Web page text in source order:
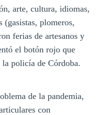
arte, cultura, idiomas,
(gasistas, plomeros,
ferias de artesanos y
el botón rojo que
policía de Córdoba.
de la pandemia,
con